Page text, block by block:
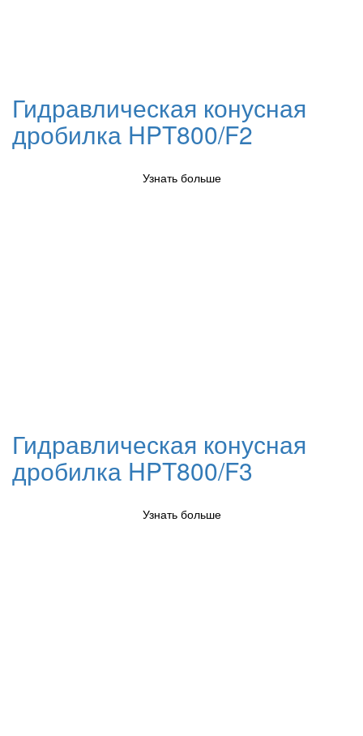
Гидравлическая конусная
дробилка HPT800/F2
Узнать больше
Гидравлическая конусная
дробилка HPT800/F3
Узнать больше